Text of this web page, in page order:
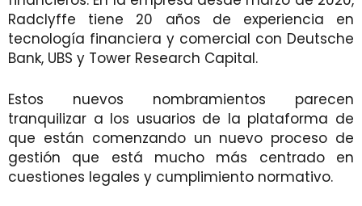
Radclyffe tiene 20 años de experiencia en
tecnología financiera y comercial con Deutsche
Bank, UBS y Tower Research Capital.
Estos nuevos nombramientos parecen
tranquilizar a los usuarios de la plataforma de
que están comenzando un nuevo proceso de
gestión que está mucho más centrado en
cuestiones legales y cumplimiento normativo.